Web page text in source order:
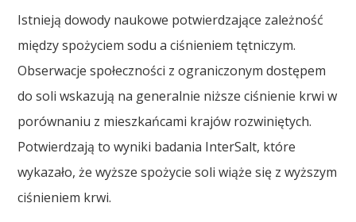
Istnieją dowody naukowe potwierdzające zależność
między spożyciem sodu a ciśnieniem tętniczym.
Obserwacje społeczności z ograniczonym dostępem
do soli wskazują na generalnie niższe ciśnienie krwi w
porównaniu z mieszkańcami krajów rozwiniętych.
Potwierdzają to wyniki badania InterSalt, które
wykazało, że wyższe spożycie soli wiąże się z wyższym
ciśnieniem krwi.